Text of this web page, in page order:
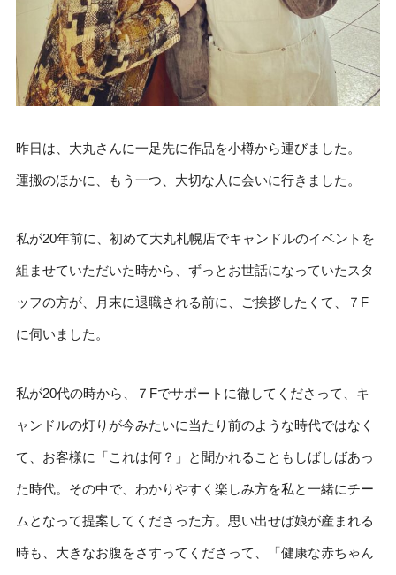
昨日は、大丸さんに一足先に作品を小樽から運びました。
運搬のほかに、もう一つ、大切な人に会いに行きました。
私が20年前に、初めて大丸札幌店でキャンドルのイベントを
組ませていただいた時から、ずっとお世話になっていたスタ
ッフの方が、月末に退職される前に、ご挨拶したくて、７F
に伺いました。
私が20代の時から、７Fでサポートに徹してくださって、キ
ャンドルの灯りが今みたいに当たり前のような時代ではなく
て、お客様に「これは何？」と聞かれることもしばしばあっ
た時代。その中で、わかりやすく楽しみ方を私と一緒にチー
ムとなって提案してくださった方。思い出せば娘が産まれる
時も、大きなお腹をさすってくださって、「健康な赤ちゃん